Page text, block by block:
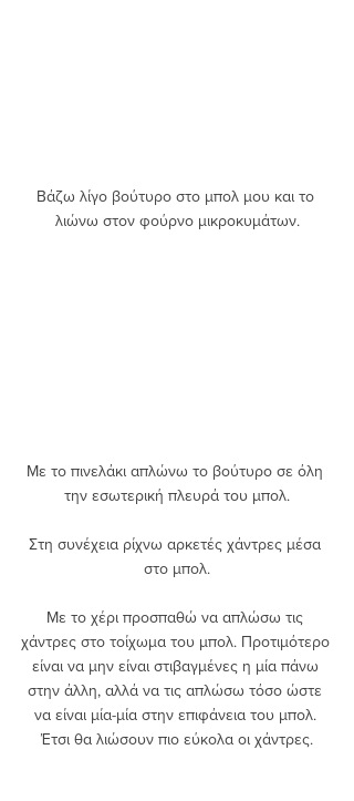
Βάζω λίγο βούτυρο στο μπολ μου και το
λιώνω στον φούρνο μικροκυμάτων.
Με το πινελάκι απλώνω το βούτυρο σε όλη
την εσωτερική πλευρά του μπολ.
Στη συνέχεια ρίχνω αρκετές χάντρες μέσα
στο μπολ.
Με το χέρι προσπαθώ να απλώσω τις
χάντρες στο τοίχωμα του μπολ. Προτιμότερο
είναι να μην είναι στιβαγμένες η μία πάνω
στην άλλη, αλλά να τις απλώσω τόσο ώστε
να είναι μία-μία στην επιφάνεια του μπολ.
Έτσι θα λιώσουν πιο εύκολα οι χάντρες.